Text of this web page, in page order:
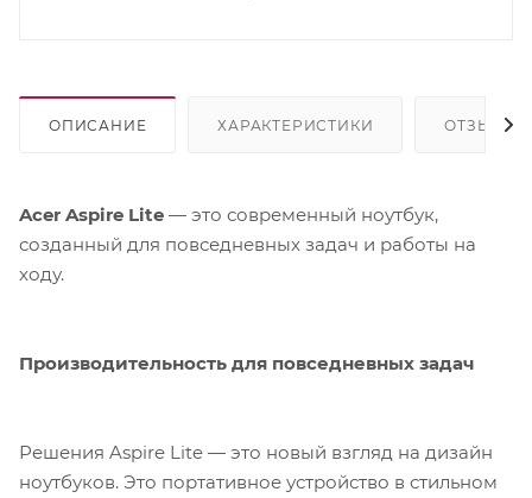
ОПИСАНИЕ ХАРАКТЕРИСТИКИ ОТЗЫВЫ
Acer Aspire Lite — это современный ноутбук,
созданный для повседневных задач и работы на
ходу.
Производительность для повседневных задач
Решения Aspire Lite — это новый взгляд на дизайн
ноутбуков. Это портативное устройство в стильном